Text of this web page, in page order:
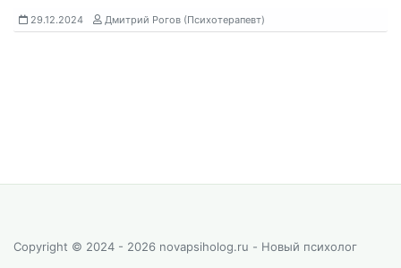
29.12.2024 Дмитрий Рогов (Психотерапевт)
Copyright © 2024 - 2026 novapsiholog.ru - Новый психолог